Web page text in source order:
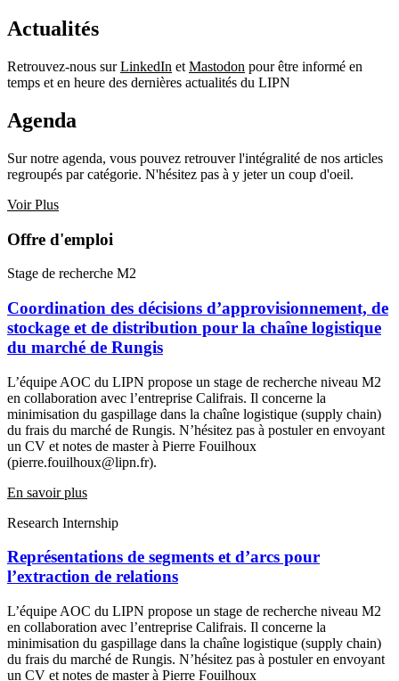
Actualités
Retrouvez-nous surLinkedIn et Mastodon pour être informé en
temps et en heure des dernières actualités du LIPN
Agenda
Sur notre agenda, vous pouvez retrouver l'intégralité de nos articles
regroupés par catégorie. N'hésitez pas à y jeter un coup d'oeil.
Voir Plus
Offre d'emploi
Stage de recherche M2
Coordination des décisions d’approvisionnement, de
stockage et de distribution pour la chaîne logistique
du marché de Rungis
L’équipe AOC du LIPN propose un stage de recherche niveau M2
en collaboration avec l’entreprise Califrais. Il concerne la
minimisation du gaspillage dans la chaîne logistique (supply chain)
du frais du marché de Rungis. N’hésitez pas à postuler en envoyant
un CV et notes de master à Pierre Fouilhoux
(pierre.fouilhoux@lipn.fr).
En savoir plus
Research Internship
Représentations de segments et d’arcs pour
l’extraction de relations
L’équipe AOC du LIPN propose un stage de recherche niveau M2
en collaboration avec l’entreprise Califrais. Il concerne la
minimisation du gaspillage dans la chaîne logistique (supply chain)
du frais du marché de Rungis. N’hésitez pas à postuler en envoyant
un CV et notes de master à Pierre Fouilhoux